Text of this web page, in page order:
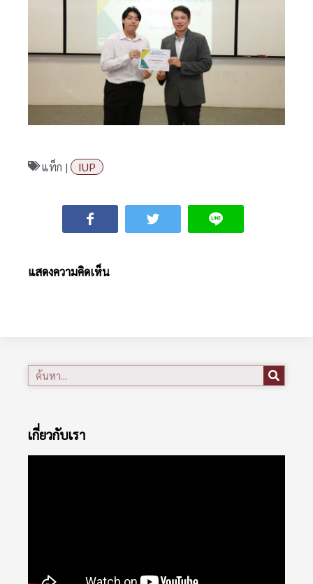
แท็ก | IUP
แสดงความคิดเห็น
เกี่ยวกับเรา